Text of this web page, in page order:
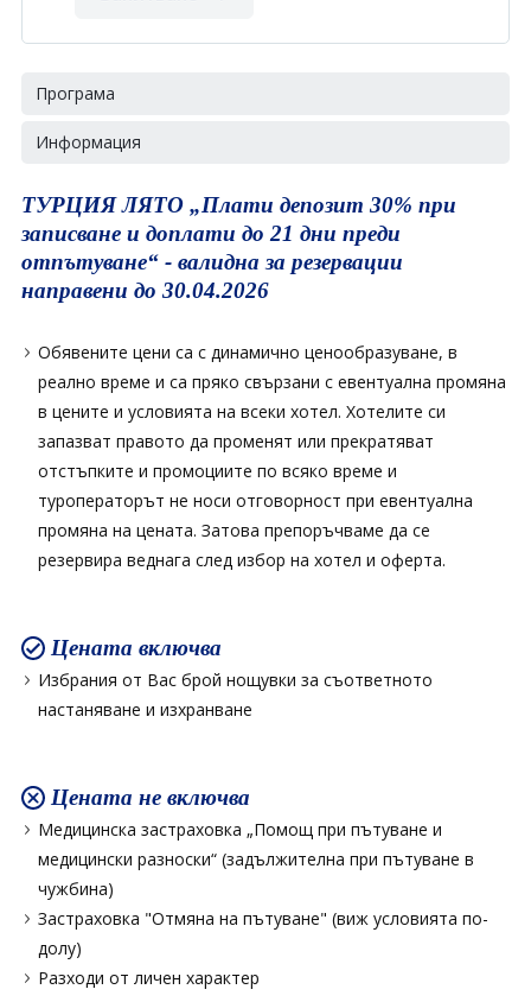
Програма
Информация
ТУРЦИЯ ЛЯТО „Плати депозит 30% при
записване и доплати до 21 дни преди
отпътуване“ - валидна за резервации
направени до 30.04.2026
Обявените цени са с динамично ценообразуване, в
реално време и са пряко свързани с евентуална промяна
в цените и условията на всеки хотел. Хотелите си
запазват правото да променят или прекратяват
отстъпките и промоциите по всяко време и
туроператорът не носи отговорност при евентуална
промяна на цената. Затова препоръчваме да се
резервира веднага след избор на хотел и оферта.
Цената включва
Избрания от Вас брой нощувки за съответното
настаняване и изхранване
Цената не включва
Медицинска застраховка „Помощ при пътуване и
медицински разноски“ (задължителна при пътуване в
чужбина)
Застраховка "Отмяна на пътуване" (виж условията по-
долу)
Разходи от личен характер